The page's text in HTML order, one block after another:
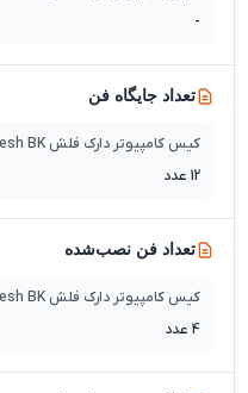
-
تعداد جایگاه‌ فن
کیس کامپیوتر دارک فلش DS900 Mesh BK
12 عدد
تعداد فن نصب‌شده
کیس کامپیوتر دارک فلش DS900 Mesh BK
4 عدد